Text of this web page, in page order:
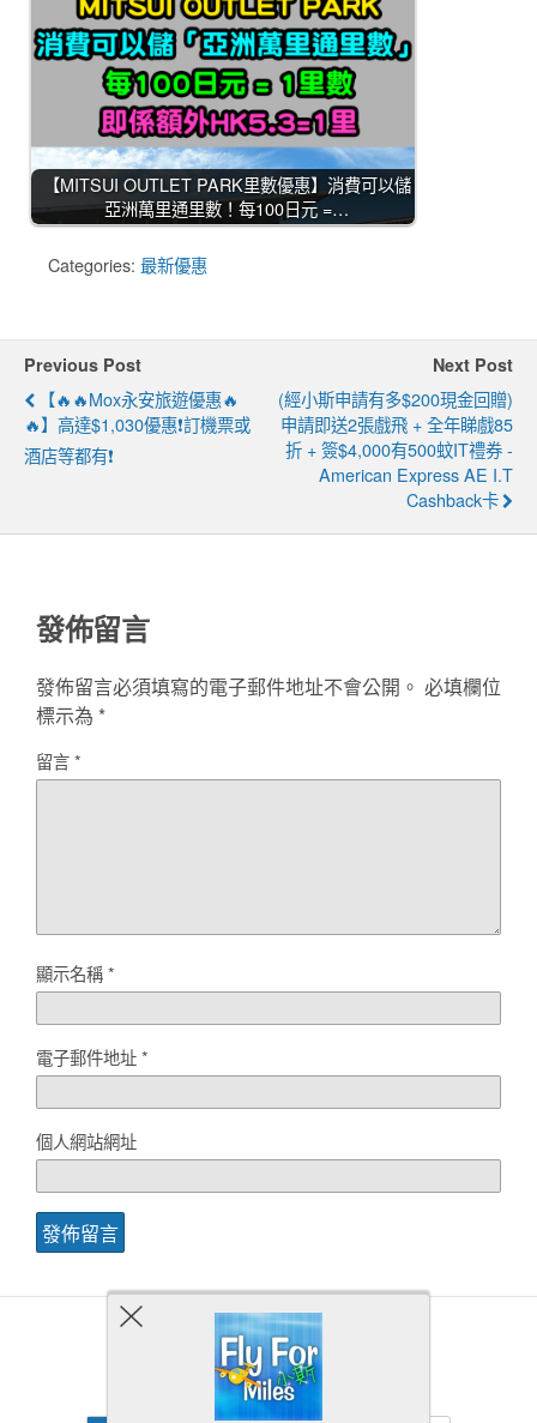
【MITSUI OUTLET PARK里數優惠】消費可以儲
亞洲萬里通里數！每100日元 =…
Categories: 最新優惠
Previous Post
【🔥🔥Mox永安旅遊優惠🔥
🔥】高達$1,030優惠❗訂機票或
酒店等都有❗
Next Post
(經小斯申請有多$200現金回贈)
申請即送2張戲飛 + 全年睇戲85
折 + 簽$4,000有500蚊IT禮券 -
American Express AE I.T
Cashback卡
發佈留言
發佈留言必須填寫的電子郵件地址不會公開。 必填欄位
標示為 *
留言*
顯示名稱*
電子郵件地址*
個人網站網址
Back to top